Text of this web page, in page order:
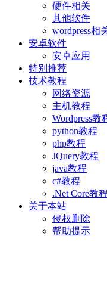
硬件相关
其他软件
wordpress相
安卓软件
安卓应用
特别推荐
技术教程
网络资源
主机教程
Wordpress教
python教程
php教程
JQuery教程
java教程
c#教程
.Net Core教程
关于本站
侵权删除
帮助提示